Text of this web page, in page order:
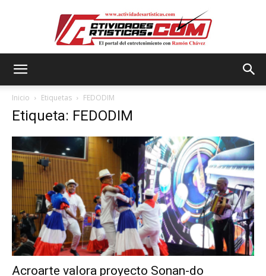
Inicio Etiquetas FEDODIM
Etiqueta: FEDODIM
Acroarte valora proyecto Sonan-do